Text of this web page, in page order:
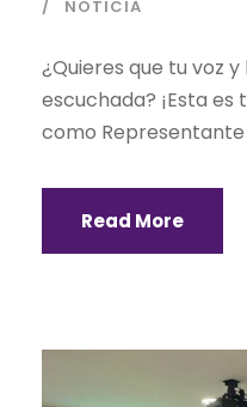
NOTICIA
¿Quieres que tu voz
escuchada? ¡Esta
como Representante
Read More